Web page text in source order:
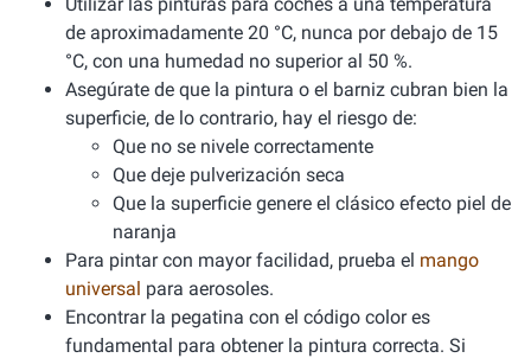
de aproximadamente 20 °C, nunca por debajo de 15
°C, con una humedad no superior al 50 %.
Asegúrate de que la pintura o el barniz cubran bien la
superficie, de lo contrario, hay el riesgo de:
Que no se nivele correctamente
Que deje pulverización seca
Que la superficie genere el clásico efecto piel de
naranja
Para pintar con mayor facilidad, prueba el mango
universal para aerosoles.
Encontrar la pegatina con el código color es
fundamental para obtener la pintura correcta. Si